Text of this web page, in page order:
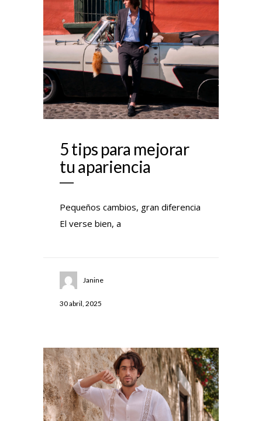
5 tips para mejorar
tu apariencia
Pequeños cambios, gran diferencia
El verse bien, a
Janine
30 abril, 2025